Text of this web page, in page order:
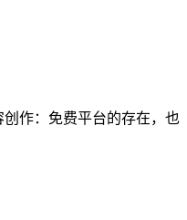
作：免费平台的存在，也